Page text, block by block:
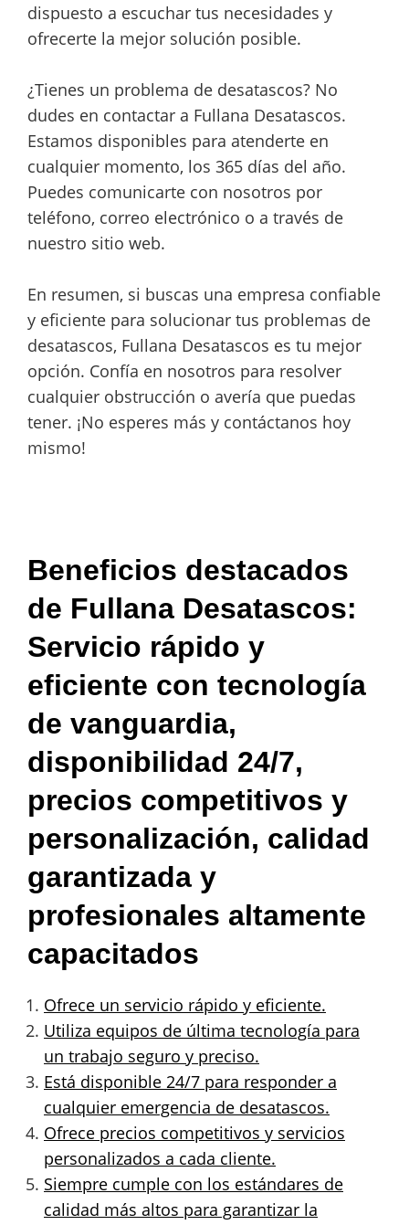
dispuesto a escuchar tus necesidades y
ofrecerte la mejor solución posible.
¿Tienes un problema de desatascos? No
dudes en contactar a Fullana Desatascos.
Estamos disponibles para atenderte en
cualquier momento, los 365 días del año.
Puedes comunicarte con nosotros por
teléfono, correo electrónico o a través de
nuestro sitio web.
En resumen, si buscas una empresa confiable
y eficiente para solucionar tus problemas de
desatascos, Fullana Desatascos es tu mejor
opción. Confía en nosotros para resolver
cualquier obstrucción o avería que puedas
tener. ¡No esperes más y contáctanos hoy
mismo!
Beneficios destacados
de Fullana Desatascos:
Servicio rápido y
eficiente con tecnología
de vanguardia,
disponibilidad 24/7,
precios competitivos y
personalización, calidad
garantizada y
profesionales altamente
capacitados
Ofrece un servicio rápido y eficiente.
Utiliza equipos de última tecnología para
un trabajo seguro y preciso.
Está disponible 24/7 para responder a
cualquier emergencia de desatascos.
Ofrece precios competitivos y servicios
personalizados a cada cliente.
Siempre cumple con los estándares de
calidad más altos para garantizar la